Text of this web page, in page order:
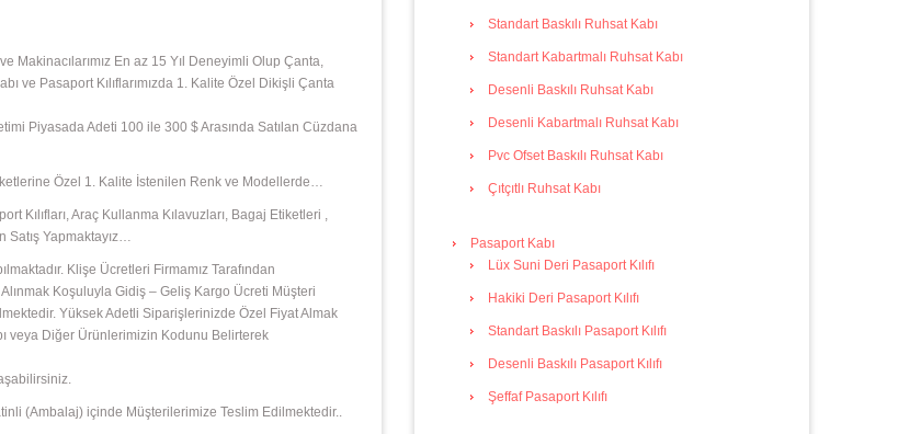
Makinacılarımız En az 15 Yıl Deneyimli Olup Çanta,
ve Pasaport Kılıflarımızda 1. Kalite Özel Dikişli Çanta
Piyasada Adeti 100 ile 300 $ Arasında Satılan Cüzdana
Özel 1. Kalite İstenilen Renk ve Modellerde…
Kılıfları, Araç Kullanma Kılavuzları, Bagaj Etiketleri ,
Satış Yapmaktayız…
Klişe Ücretleri Firmamız Tarafından
Koşuluyla Gidiş – Geliş Kargo Ücreti Müşteri
Yüksek Adetli Siparişlerinizde Özel Fiyat Almak
veya Diğer Ürünlerimizin Kodunu Belirterek
(Ambalaj) içinde Müşterilerimize Teslim Edilmektedir..
Standart Baskılı Ruhsat Kabı
Standart Kabartmalı Ruhsat Kabı
Desenli Baskılı Ruhsat Kabı
Desenli Kabartmalı Ruhsat Kabı
Pvc Ofset Baskılı Ruhsat Kabı
Çıtçıtlı Ruhsat Kabı
Pasaport Kabı
Lüx Suni Deri Pasaport Kılıfı
Hakiki Deri Pasaport Kılıfı
Standart Baskılı Pasaport Kılıfı
Desenli Baskılı Pasaport Kılıfı
Şeffaf Pasaport Kılıfı